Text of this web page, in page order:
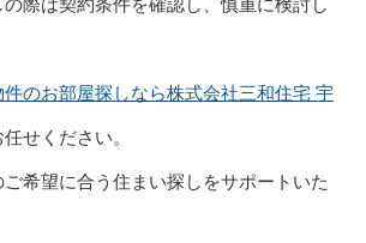
のお部屋探しなら株式会社三和住宅 宇
せください。
希望に合う住まい探しをサポートいた